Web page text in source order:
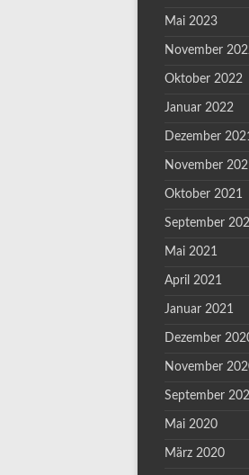
Mai 2023
November
Oktober 2022
Januar 2022
Dezember
November
Oktober 2021
September
Mai 2021
April 2021
Januar 2021
Dezember
November
September
Mai 2020
März 2020